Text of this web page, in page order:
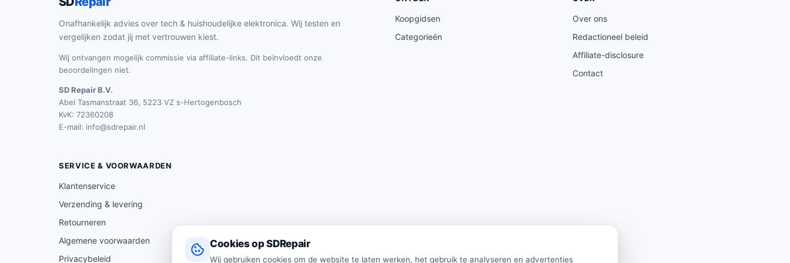
Cookies op SDRepair
Wij gebruiken cookies om de website te laten werken, het gebruik te analyseren en advertenties
Onafhankelijk advies over tech & huishoudelijke elektronica. Wij testen en
vergelijken zodat jij met vertrouwen kiest.
Wij ontvangen mogelijk commissie via affiliate-links. Dit beïnvloedt onze
beoordelingen niet.
SD Repair B.V.
Abel Tasmanstraat 36, 5223 VZ s-Hertogenbosch
KvK: 72360208
E-mail: info@sdrepair.nl
Koopgidsen
Categorieën
Over ons
Redactioneel beleid
Affiliate-disclosure
Contact
SERVICE & VOORWAARDEN
Klantenservice
Verzending & levering
Retourneren
Algemene voorwaarden
Privacybeleid